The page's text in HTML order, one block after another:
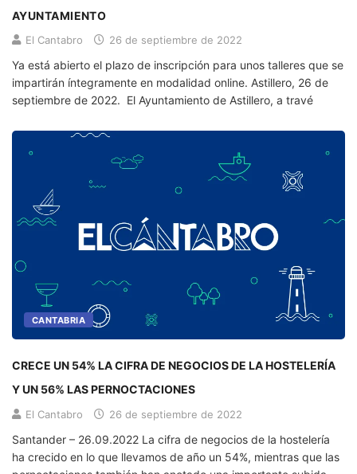
AYUNTAMIENTO
El Cantabro 26 de septiembre de 2022
Ya está abierto el plazo de inscripción para unos talleres que se
impartirán íntegramente en modalidad online. Astillero, 26 de
septiembre de 2022. El Ayuntamiento de Astillero, a travé
CANTABRIA
CRECE UN 54% LA CIFRA DE NEGOCIOS DE LA HOSTELERÍA
Y UN 56% LAS PERNOCTACIONES
El Cantabro 26 de septiembre de 2022
Santander – 26.09.2022 La cifra de negocios de la hostelería
ha crecido en lo que llevamos de año un 54%, mientras que las